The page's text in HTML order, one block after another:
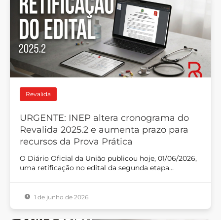
Revalida
URGENTE: INEP altera cronograma do
Revalida 2025.2 e aumenta prazo para
recursos da Prova Prática
O Diário Oficial da União publicou hoje, 01/06/2026,
uma retificação no edital da segunda etapa…
1 de junho de 2026